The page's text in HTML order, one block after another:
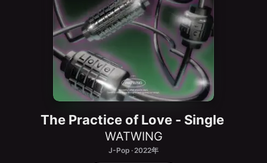
ラジオ
The Practice of Love - Single
WATWING
J-Pop · 2022年